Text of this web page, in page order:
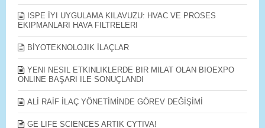
ISPE İYI UYGULAMA KILAVUZU: HVAC VE PROSES
EKIPMANLARI HAVA FILTRELERI
BİYOTEKNOLOJIK İLAÇLAR
YENI NESIL ETKINLIKLERDE BIR MILAT OLAN BIOEXPO
ONLINE BAŞARI ILE SONUÇLANDI
ALİ RAİF İLAÇ YÖNETİMİNDE GÖREV DEĞİŞİMİ
GE LIFE SCIENCES ARTIK CYTIVA!